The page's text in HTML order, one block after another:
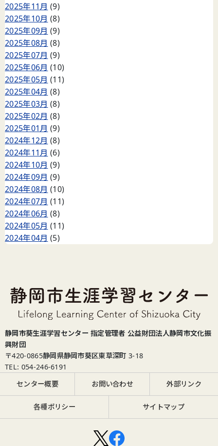
2025年11月 (9)
2025年10月 (8)
2025年09月 (9)
2025年08月 (8)
2025年07月 (9)
2025年06月 (10)
2025年05月 (11)
2025年04月 (8)
2025年03月 (8)
2025年02月 (8)
2025年01月 (9)
2024年12月 (8)
2024年11月 (6)
2024年10月 (9)
2024年09月 (9)
2024年08月 (10)
2024年07月 (11)
2024年06月 (8)
2024年05月 (11)
2024年04月 (5)
静岡市葵生涯学習センター 指定管理者 公益財団法人静岡市文化振
興財団
〒420-0865静岡県静岡市葵区東草深町 3-18
TEL: 054-246-6191
センター概要
お問い合わせ 外部リンク
各種ポリシー サイトマップ